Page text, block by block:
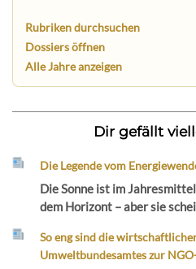
Rubriken durchsuchen
Dossiers öffnen
Alle Jahre anzeigen
Dir gefällt
Die Legende vom
Die Sonne ist im
dem Horizont – aber sie
So eng sind die
Umweltbundesamtes zur